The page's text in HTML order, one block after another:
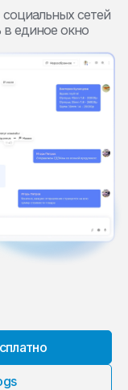
сетей
единое окно